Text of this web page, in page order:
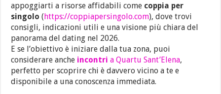
appoggiarti a risorse affidabili come coppia per
singolo (https://coppiapersingolo.com), dove trovi
consigli, indicazioni utili e una visione più chiara del
panorama del dating nel 2026.
E se l’obiettivo è iniziare dalla tua zona, puoi
considerare anche incontria Quartu Sant’Elena,
perfetto per scoprire chi è davvero vicino a te e
disponibile a una conoscenza immediata.